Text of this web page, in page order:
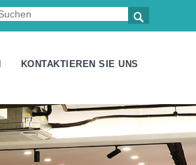

KONTAKTIEREN SIE UNS